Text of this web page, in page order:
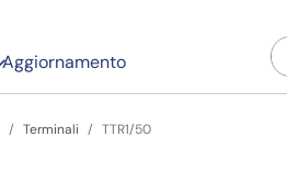
Aggiornamento
Terminali TTR1/50